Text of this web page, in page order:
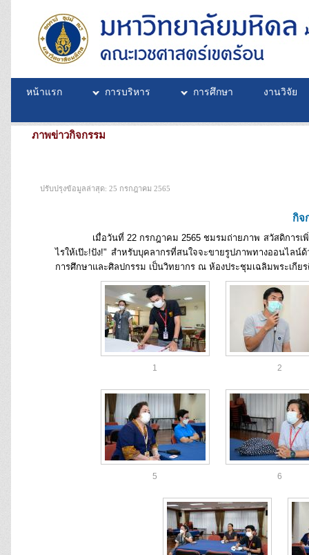
หน้าแรก การบริหาร การศึกษา งานวิจัย
ภาพข่าวกิจกรรม
ปรับปรุงข้อมูลล่าสุด: 25 กรกฎาคม 2565
กิจ
เมื่อวันที่ 22 กรกฎาคม 2565 ชมรมถ่ายภาพ สวัสดิการเพิ่ม
ไรให้เป๊ะ!ปัง!" สำหรับบุคลากรที่สนใจจะขายรูปภาพทางออนไลน์
การศึกษาและศิลปกรรม เป็นวิทยากร ณ ห้องประชุมเฉลิมพระเกี
1 2
5 6